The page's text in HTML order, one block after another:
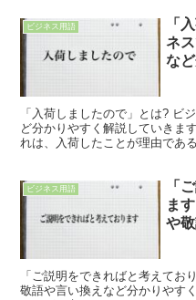
ビジネス用語
「
ネ
な
「入荷しましたので」とは? ビ
ど分かりやすく解説していきま
れは、入荷したことが理由であ
ビジネス用語
「
ま
や
「ご説明をできればと考えてお
敬語や言い換えなど分かりやす